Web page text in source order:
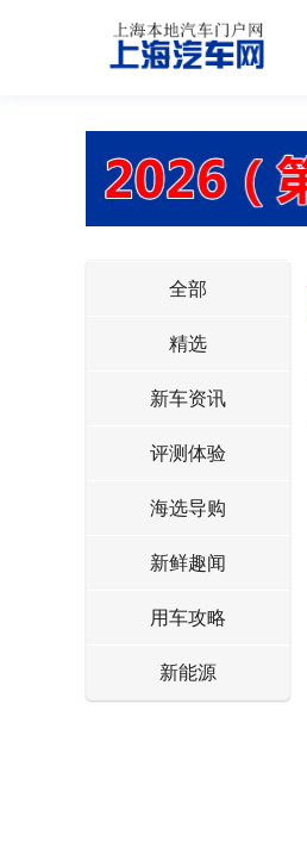
全部
精选
新车资讯
评测体验
海选导购
新鲜趣闻
用车攻略
新能源